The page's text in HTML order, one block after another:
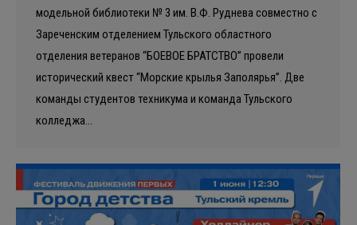
модельной библиотеки № 3 им. В.Ф. Руднева совместно с
Зареченским отделением Тульского областного
отделения ветеранов “БОЕВОЕ БРАТСТВО” провели
исторический квест “Морские крылья Заполярья”. Две
команды студентов техникума и команда Тульского
колледжа…